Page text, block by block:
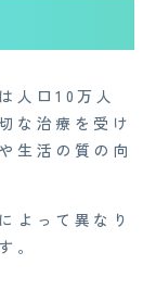
人口10万人
な治療を受け
生活の質の向
よって異なり
。